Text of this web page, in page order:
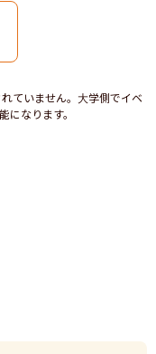
ていません。大学側でイベ
になります。